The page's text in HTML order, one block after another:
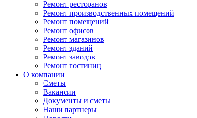
Ремонт ресторанов
Ремонт производственных помещений
Ремонт помещений
Ремонт офисов
Ремонт магазинов
Ремонт зданий
Ремонт заводов
Ремонт гостиниц
О компании
Сметы
Вакансии
Документы и сметы
Наши партнеры